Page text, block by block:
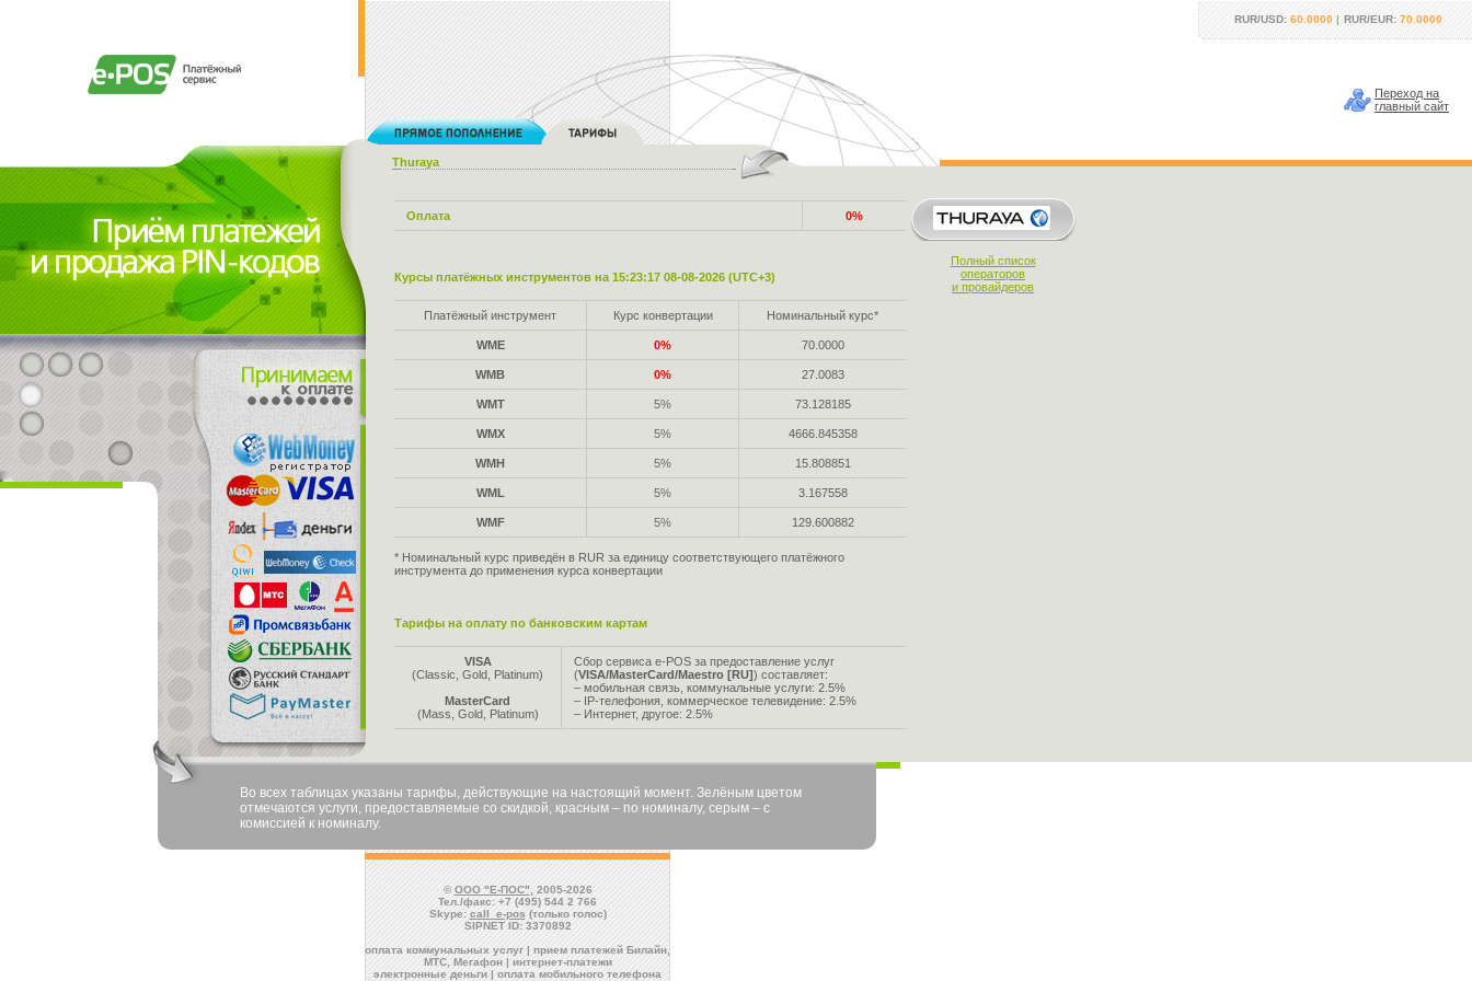
RUR/USD: 60.0000 | RUR/EUR: 70.0000
Переход на
главный сайт
Thuraya
Оплата 0%
Курсы платёжных инструментов на 15:23:17 08-08-2026 (UTC+3)
Платёжный инструмент Курс конвертации Номинальный курс*
WME 0% 70.0000
WMB 0% 27.0083
WMT 5% 73.128185
WMX 5% 4666.845358
WMH 5% 15.808851
WML 5% 3.167558
WMF 5% 129.600882
* Номинальный курс приведён в RUR за единицу соответствующего платёжного
инструмента до применения курса конвертации
Тарифы на оплату по банковским картам
VISA
(Classic, Gold, Platinum)
MasterCard
(Mass, Gold, Platinum)
Сбор сервиса e-POS за предоставление услуг
(VISA/MasterCard/Maestro [RU]) составляет:
– мобильная связь, коммунальные услуги: 2.5%
– IP-телефония, коммерческое телевидение: 2.5%
– Интернет, другое: 2.5%
Полный список
операторов
и провайдеров
Во всех таблицах указаны тарифы, действующие на настоящий момент. Зелёным цветом
отмечаются услуги, предоставляемые со скидкой, красным – по номиналу, серым – с
комиссией к номиналу.
© ООО "Е-ПОС", 2005-2026
Тел./факс: +7 (495) 544 2 766
Skype: call_e-pos(только голос)
SIPNET ID: 3370892
оплата коммунальных услуг | прием платежей Билайн,
МТС, Мегафон | интернет-платежи
электронные деньги | оплата мобильного телефона